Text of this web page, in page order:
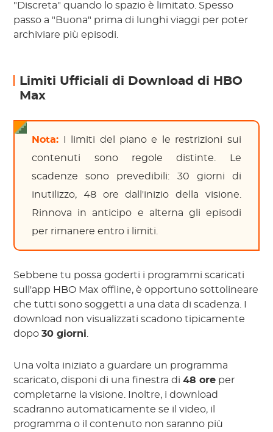
"Discreta" quando lo spazio è limitato. Spesso
passo a "Buona" prima di lunghi viaggi per poter
archiviare più episodi.
Limiti Ufficiali di Download di HBO
Max
Nota: I limiti del piano e le restrizioni sui
contenuti sono regole distinte. Le
scadenze sono prevedibili: 30 giorni di
inutilizzo, 48 ore dall'inizio della visione.
Rinnova in anticipo e alterna gli episodi
per rimanere entro i limiti.
Sebbene tu possa goderti i programmi scaricati
sull'app HBO Max offline, è opportuno sottolineare
che tutti sono soggetti a una data di scadenza. I
download non visualizzati scadono tipicamente
dopo30 giorni
Una volta iniziato a guardare un programma
scaricato, disponi di una finestra di48 ore per
completarne la visione. Inoltre, i download
scadranno automaticamente se il video, il
programma o il contenuto non saranno più